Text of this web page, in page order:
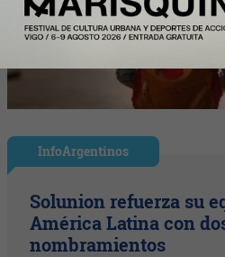
InfoArgentinos
Solunion refuerza su
América Latina con
nombramientos